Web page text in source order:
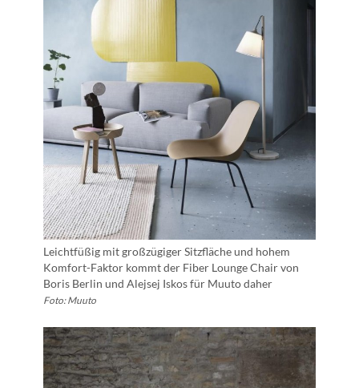
Leichtfüßig mit großzügiger Sitzfläche und hohem
Komfort-Faktor kommt der Fiber Lounge Chair von
Boris Berlin und Alejsej Iskos für Muuto daher
Foto: Muuto